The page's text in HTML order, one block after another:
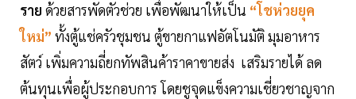
ราย ด้วยสารพัดตัวช่วย เพื่อพัฒนาให้เป็น “โชห่วยยุค
ใหม่” ทั้งตู้แช่ครัวชุมชน ตู้ขายกาแฟอัตโนมัติ มุมอาหาร
สัตว์ เพิ่มความถี่ยกทัพสินค้าราคาขายส่ง เสริมรายได้ ลด
ต้นทุนเพื่อผู้ประกอบการ โดยชูจุดแข็งความเชี่ยวชาญจาก